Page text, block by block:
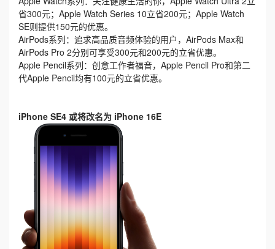
省300元；Apple Watch Series 10立省200元；Apple Watch
SE则提供150元的优惠。
AirPods系列：追求高品质音频体验的用户，AirPods Max和
AirPods Pro 2分别可享受300元和200元的立省优惠。
Apple Pencil系列：创意工作者福音，Apple Pencil Pro和第二
代Apple Pencil均有100元的立省优惠。
iPhone SE4 或将改名为 iPhone 16E